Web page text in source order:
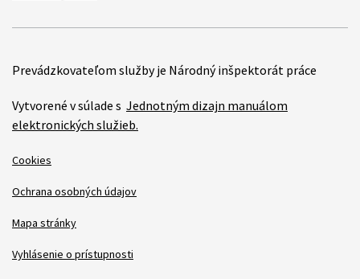
Prevádzkovateľom služby je Národný inšpektorát práce
Vytvorené v súlade s Jednotným dizajn manuálom
elektronických služieb.
Cookies
Ochrana osobných údajov
Mapa stránky
Vyhlásenie o prístupnosti